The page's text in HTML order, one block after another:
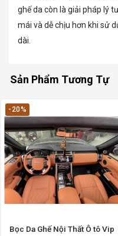
ghế da còn là giải pháp lý
mái và dễ chịu hơn khi sử
dài.
Sản Phẩm Tương Tự
-20%
Bọc Da Ghế Nội Thất Ô tô Vip